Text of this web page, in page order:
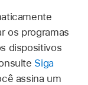
os programas
dispositivos
Siga
assina um